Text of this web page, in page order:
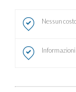
Nessun